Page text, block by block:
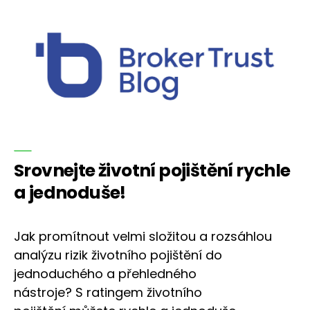
Srovnejte životní pojištění rychle
a jednoduše!
Jak promítnout velmi složitou a rozsáhlou
analýzu rizik životního pojištění do
jednoduchého a přehledného
nástroje? S ratingem životního